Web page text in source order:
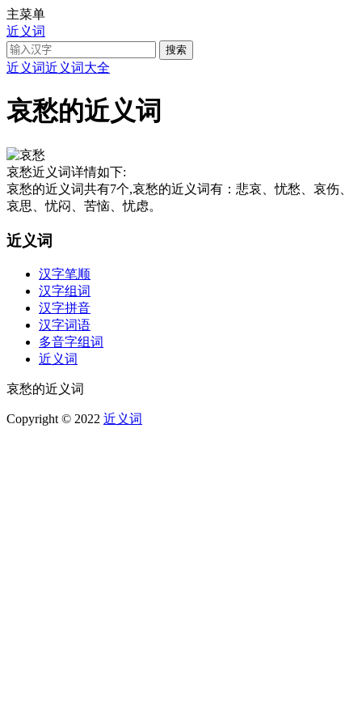
主菜单
近义词
近义词近义词大全
哀愁的近义词
哀愁近义词详情如下:
哀愁的近义词共有7个,哀愁的近义词有：悲哀、忧愁、哀伤、
哀思、忧闷、苦恼、忧虑。
近义词
汉字笔顺
汉字组词
汉字拼音
汉字词语
多音字组词
近义词
哀愁的近义词
Copyright © 2022 近义词